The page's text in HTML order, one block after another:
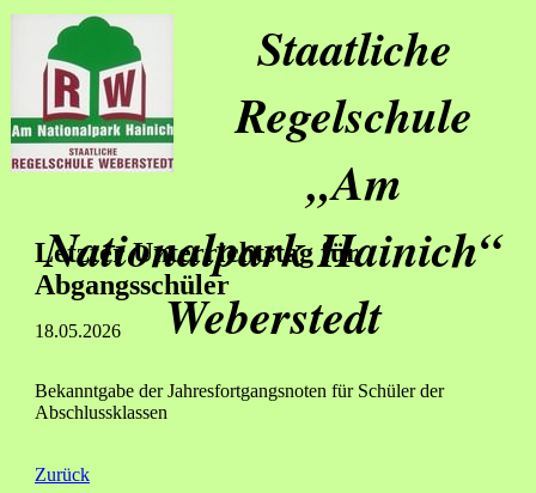
Staatliche
Regelschule
„Am
Nationalpark Hainich“
Weberstedt
Letzter Unterrichtstag für
Abgangsschüler
18.05.2026
Bekanntgabe der Jahresfortgangsnoten für Schüler der
Abschlussklassen
Zurück